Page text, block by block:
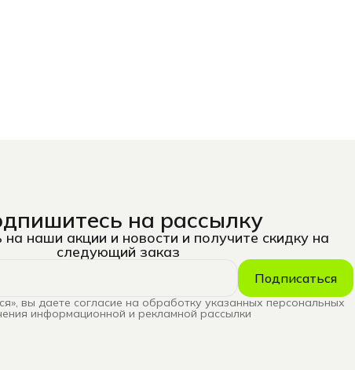
на рассылку
наши акции и новости и получите скидку на
следующий заказ
Подписаться
вы даете согласие на обработку указанных персональных
информационной и рекламной рассылки